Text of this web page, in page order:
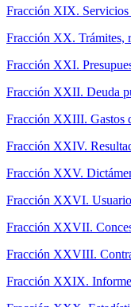
Fracción XIX. Servicios
Fracción XX. Trámites,
Fracción XXI.
Fracción XXII. Deuda
Fracción XXIII. Gastos
Fracción XXIV.
Fracción XXV.
Fracción XXVI.
Fracción XXVII.
Fracción XXVIII.
Fracción XXIX.